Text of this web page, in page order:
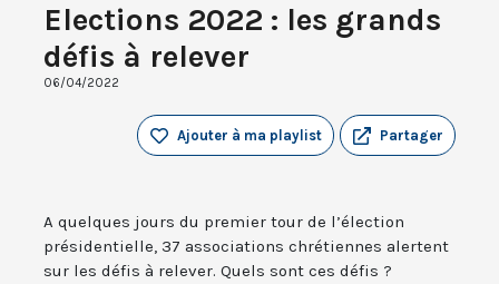
Elections 2022 : les grands
défis à relever
06/04/2022
Partager
Ajouter à ma playlist
A quelques jours du premier tour de l’élection
présidentielle, 37 associations chrétiennes alertent
sur les défis à relever. Quels sont ces défis ?